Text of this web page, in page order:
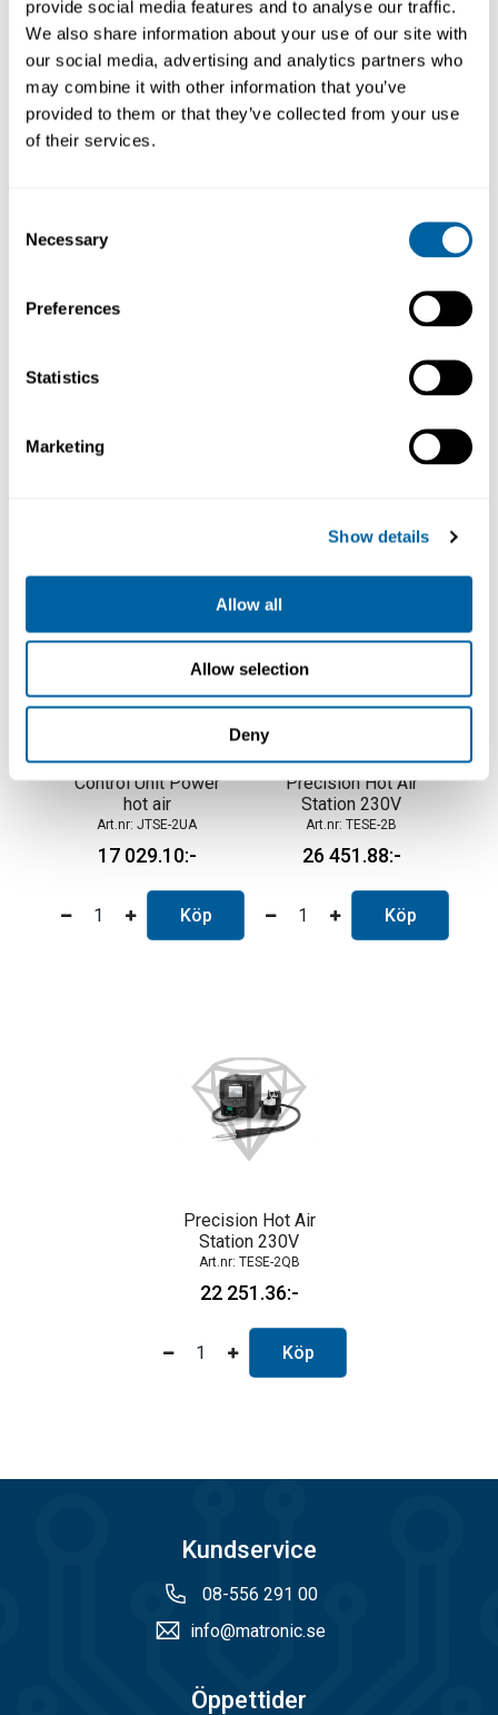
provide social media features and to analyse our traffic.
We also share information about your use of our site with
our social media, advertising and analytics partners who
may combine it with other information that you’ve
provided to them or that they’ve collected from your use
of their services.
Selection
Necessary
Preferences
Statistics
Marketing
Show details
Allow all
Allow selection
Deny
Köp Köp
Control Unit Power
hot air
JTSE-2UA
17 029.10
Köp
Precision Hot Air
Station 230V
TESE-2B
26 451.88
Köp
Precision Hot Air
Station 230V
TESE-2QB
22 251.36
Köp
Kundservice
08-556 291 00
info@matronic.se
Öppettider